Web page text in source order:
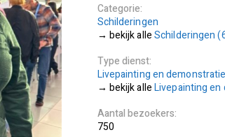
Categorie
Schilderingen
Schilderingen
Type dienst
Livepainting en
Livepainting
Aantal bezoekers
750